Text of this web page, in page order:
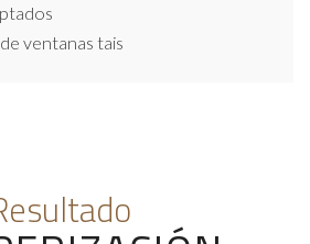
ventanas tais